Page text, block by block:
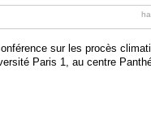
sur les procès
Paris 1, au centre